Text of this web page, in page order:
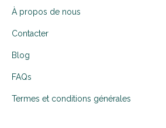
À propos de nous
Contacter
Blog
FAQs
Termes et conditions générales